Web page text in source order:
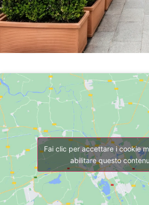
Fai clic per accettare i cookie
abilitare questo